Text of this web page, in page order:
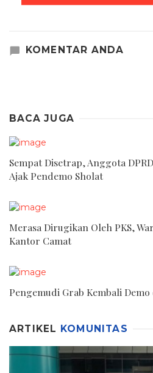
KOMENTAR ANDA
BACA JUGA
Sempat Disetrap, Anggota
Ajak Pendemo Sholat
Merasa Dirugikan Oleh PKS,
Kantor Camat
Pengemudi Grab Kembali
ARTIKEL KOMUNITAS